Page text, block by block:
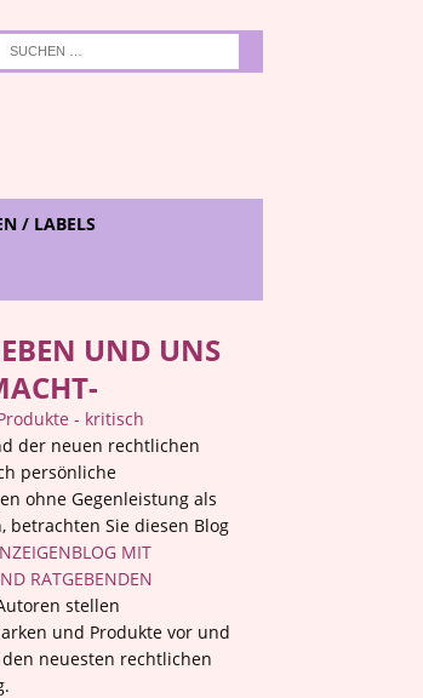
/ LABELS
UND UNS
- kritisch
der neuen rechtlichen
persönliche
ohne Gegenleistung als
betrachten Sie diesen Blog
MIT
RATGEBENDEN
stellen
und Produkte vor und
neuesten rechtlichen